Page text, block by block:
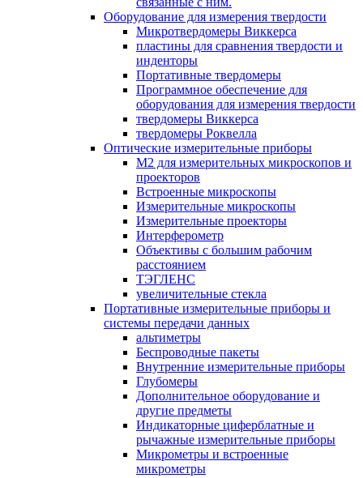
Оборудование для измерения твердости
Микротвердомеры Виккерса
пластины для сравнения твердости и
инденторы
Портативные твердомеры
Программное обеспечение для
оборудования для измерения твердости
твердомеры Виккерса
твердомеры Роквелла
Оптические измерительные приборы
M2 для измерительных микроскопов и
проекторов
Встроенные микроскопы
Измерительные микроскопы
Измерительные проекторы
Интерферометр
Объективы с большим рабочим
расстоянием
ТЭГЛЕНС
увеличительные стекла
Портативные измерительные приборы и
системы передачи данных
альтиметры
Беспроводные пакеты
Внутренние измерительные приборы
Глубомеры
Дополнительное оборудование и
другие предметы
Индикаторные циферблатные и
рычажные измерительные приборы
Микрометры и встроенные
микрометры